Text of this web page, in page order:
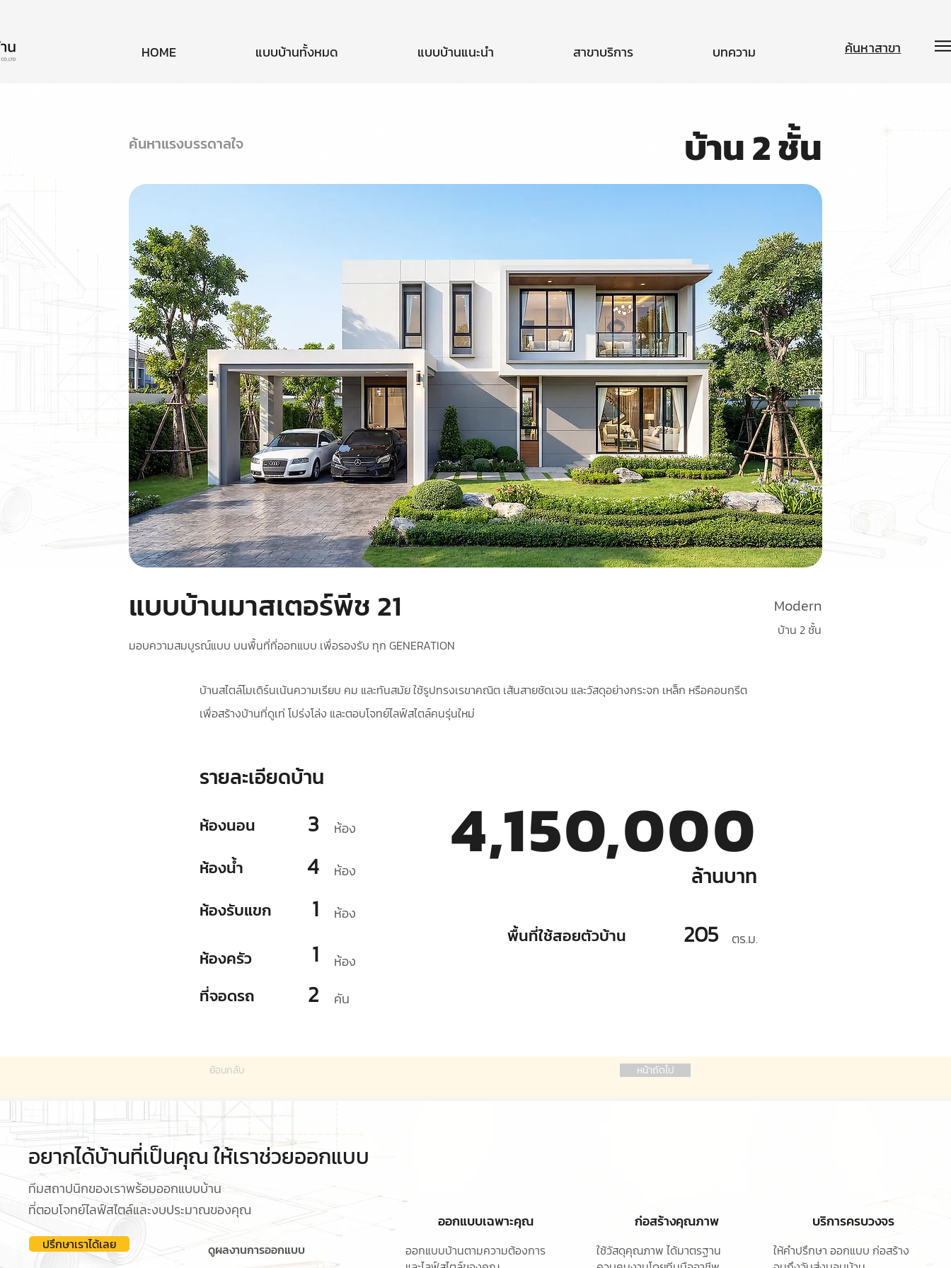
HOME แบบบ้านทั้งหมด แบบบ้านแนะนำ สาขาบริการ บทความ ค้นหาสาขา
ค้นหาแรงบรรดาลใจ บ้าน 2 ชั้น
แบบบ้านมาสเตอร์พีช 21 Modern
มอบความสมบูรณ์แบบ บนพื้นที่ที่ออกแบบ เพื่อรองรับ ทุก GENERATION
บ้าน 2 ชั้น
บ้านสไตล์โมเดิร์นเน้นความเรียบ คม และทันสมัย ใช้รูปทรงเรขาคณิต เส้นสายชัดเจน และวัสดุอย่างกระจก เหล็ก หรือคอนกรีต
เพื่อสร้างบ้านที่ดูเท่ โปร่งโล่ง และตอบโจทย์ไลฟ์สไตล์คนรุ่นใหม่
รายละเอียดบ้าน
ห้องนอน 3 ห้อง
ห้องน้ำ 4 ห้อง
ห้องรับแขก 1 ห้อง
ห้องครัว 1 ห้อง
ที่จอดรถ 2 คัน
4,150,000
ล้านบาท
พื้นที่ใช้สอยตัวบ้าน 205 ตร.ม.
ย้อนกลับ หน้าถัดไป
อยากได้บ้านที่เป็นคุณ ให้เราช่วยออกแบบ
ทีมสถาปนิกของเราพร้อมออกแบบบ้าน
ที่ตอบโจทย์ไลฟ์สไตล์และงบประมาณของคุณ
ปรึกษาเราได้เลย ดูผลงานการออกแบบ
ออกแบบเฉพาะคุณ
ออกแบบบ้านตามความต้องการ
ก่อสร้างคุณภาพ
ใช้วัสดุคุณภาพ ได้มาตรฐาน
บริการครบวงจร
ให้คำปรึกษา ออกแบบ ก่อสร้าง